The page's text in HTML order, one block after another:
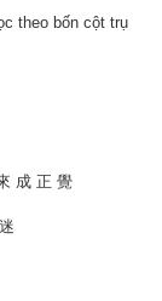
theo bốn cột trụ
成 正 覺